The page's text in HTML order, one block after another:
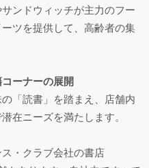
ンドウィッチが主力のフー
ツを提供して、高齢者の集
ーナーの展開
「読書」を踏まえ、店舗内
在ニーズを満たします。
・クラブ会社の書店